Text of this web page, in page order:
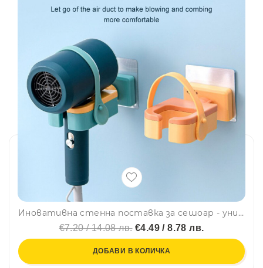
Иновативна стенна поставка за сешоар - универсална
€7.20 / 14.08 лв.€4.49 / 8.78 лв.
ДОБАВИ В КОЛИЧКА